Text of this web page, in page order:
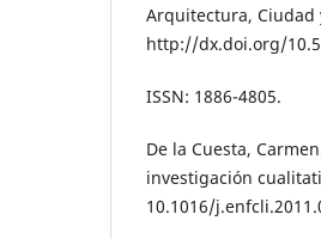
Arquitectura, Ciudad
http://dx.doi.org/
ISSN: 1886-4805.
De la Cuesta,
investigación
10.1016/